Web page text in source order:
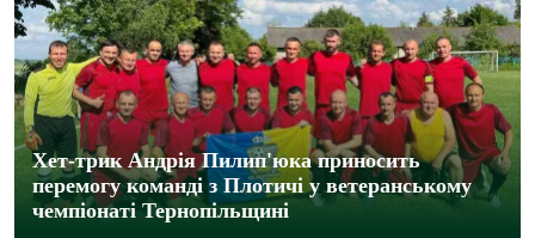
Хет-трик Андрія Пилип'юка приносить
перемогу команді з Плотичі у ветеранському
чемпіонаті Тернопільщині